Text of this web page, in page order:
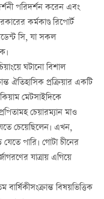
পরিদর্শন করেন এবং
কর্মকাণ্ড রিপোর্ট
সি, যা সকল
ঘটানো বিশাল
ঐতিহাসিক প্রক্রিয়ার একটি
মেটসাইদিকে
চেয়ারম্যান মাও
চেয়েছিলেন। এখন,
পারি। গোটা চীনের
যাত্রায় এগিয়ে
বিষয়ভিত্তিক